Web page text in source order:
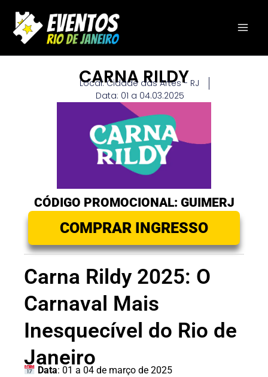
para
conteúdo
CARNA RILDY
Local: Cidade das Artes - RJ
Data: 01 a 04.03.2025
CÓDIGO PROMOCIONAL: GUIMERJ
COMPRAR INGRESSO
Carna Rildy 2025: O
Carnaval Mais
Inesquecível do Rio de
Janeiro
Data: 01 a 04 de março de 2025